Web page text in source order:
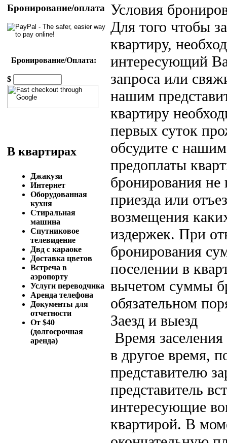
Бронирование/оплата
Бронирование/Оплата:
$
В квартирах
Джакузи
Интернет
Оборудованная
кухня
Стиральная
машина
Спутниковое
телевидение
Двд с караоке
Доставка цветов
Встреча в
аэропорту
Услуги переводчика
Аренда телефона
Документы для
отчетности
От $40
(долгосрочная
аренда)
Условия
Для того чтобы
квартиру,
интересующий
запроса или
нашим
квартиру
первых суток
обсудите с
предоплаты
бронирования не
приезда или
возмещения
издержек. При
бронирования
поселении в
вычетом суммы
обязательном
Заезд и выезд
Время
в другое время,
представителю
представитель
интересующие
квартирой. В